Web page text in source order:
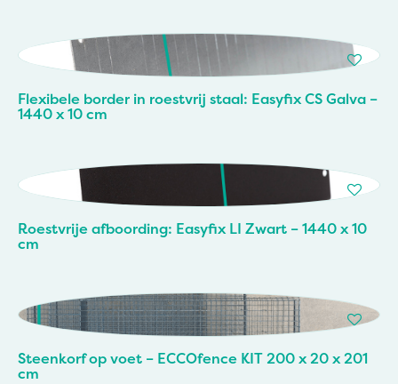
Flexibele border in roestvrij staal: Easyfix CS Galva –
1440 x 10 cm
Roestvrije afboording: Easyfix LI Zwart – 1440 x 10
cm
Steenkorf op voet – ECCOfence KIT 200 x 20 x 201
cm